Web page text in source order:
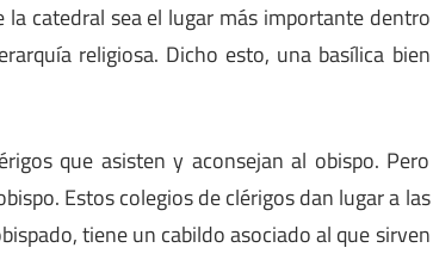
la catedral sea el lugar más importante dentro
religiosa. Dicho esto, una basílica bien
que asisten y aconsejan al obispo. Pero
Estos colegios de clérigos dan lugar a las
tiene un cabildo asociado al que sirven